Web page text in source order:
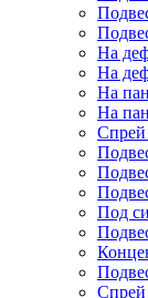
На
На
На
На
Спрей
Под
Спрей